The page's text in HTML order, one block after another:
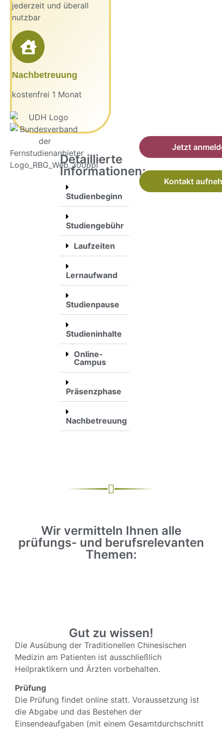
jederzeit und überall
nutzbar
Nachbetreuung
kostenfrei 1 Monat
Detaillierte
Informationen:
Studienbeginn
Studiengebühr
Laufzeiten
Lernaufwand
Studienpause
Studieninhalte
Online-
Campus
Präsenzphase
Nachbetreuung
Jetzt
Kontakt
Wir vermitteln Ihnen alle
prüfungs- und berufsrelevanten
Themen:
Gut zu wissen!
Die Ausübung der Traditionellen Chinesischen
Medizin am Patienten ist ausschließlich
Heilpraktikern und Ärzten vorbehalten.
Prüfung
Die Prüfung findet online statt. Voraussetzung ist
die Abgabe und das Bestehen der
Einsendeaufgaben (mit einem Gesamtdurchschnitt